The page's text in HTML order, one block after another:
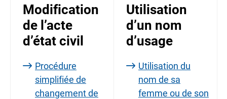
Modification
de l’acte
d’état civil
Procédure
simplifiée de
changement de
Utilisation
d’un nom
d’usage
Utilisation du
nom de sa
femme ou de son